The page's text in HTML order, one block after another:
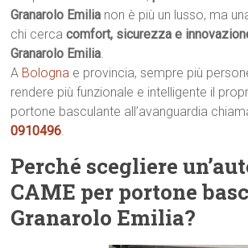
Granarolo Emilia non è più un lusso, ma
chi cercacomfort, sicurezza e
Granarolo Emilia.
A Bologna e provincia, sempre più
rendere più funzionale e intelligente il
portone basculante all’avanguardia
0910496.
Perché scegliere
CAME per portone
Granarolo Emilia?